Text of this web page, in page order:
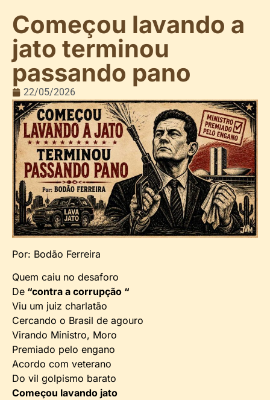
Começou lavando a
jato terminou
passando pano
22/05/2026
Por: Bodão Ferreira
Quem caiu no desaforo
De “contra a corrupção “
Viu um juiz charlatão
Cercando o Brasil de agouro
Virando Ministro, Moro
Premiado pelo engano
Acordo com veterano
Do vil golpismo barato
Começou lavando jato